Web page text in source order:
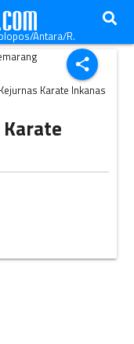
share
Antara/R.
Karate Inkanas